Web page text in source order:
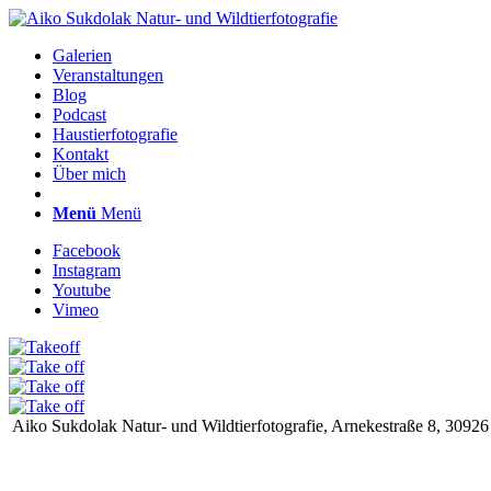
Galerien
Veranstaltungen
Blog
Podcast
Haustierfotografie
Kontakt
Über mich
Menü Menü
Facebook
Instagram
Youtube
Vimeo
Aiko Sukdolak Natur- und Wildtierfotografie, Arnekestraße 8, 30926